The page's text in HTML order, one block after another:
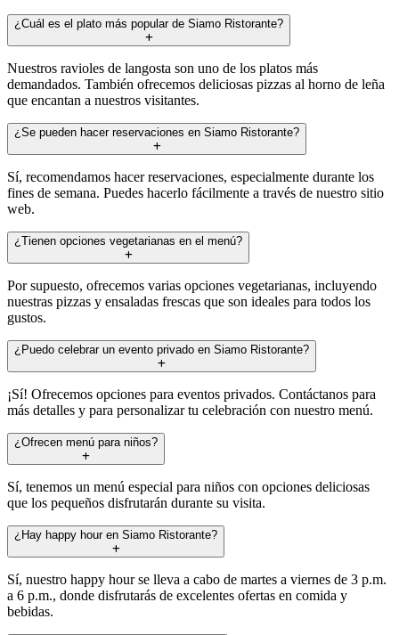
¿Cuál es el plato más popular de Siamo Ristorante?
Nuestros ravioles de langosta son uno de los platos más
demandados. También ofrecemos deliciosas pizzas al horno de leña
que encantan a nuestros visitantes.
¿Se pueden hacer reservaciones en Siamo Ristorante?
Sí, recomendamos hacer reservaciones, especialmente durante los
fines de semana. Puedes hacerlo fácilmente a través de nuestro sitio
web.
¿Tienen opciones vegetarianas en el menú?
Por supuesto, ofrecemos varias opciones vegetarianas, incluyendo
nuestras pizzas y ensaladas frescas que son ideales para todos los
gustos.
¿Puedo celebrar un evento privado en Siamo Ristorante?
¡Sí! Ofrecemos opciones para eventos privados. Contáctanos para
más detalles y para personalizar tu celebración con nuestro menú.
¿Ofrecen menú para niños?
Sí, tenemos un menú especial para niños con opciones deliciosas
que los pequeños disfrutarán durante su visita.
¿Hay happy hour en Siamo Ristorante?
Sí, nuestro happy hour se lleva a cabo de martes a viernes de 3 p.m.
a 6 p.m., donde disfrutarás de excelentes ofertas en comida y
bebidas.